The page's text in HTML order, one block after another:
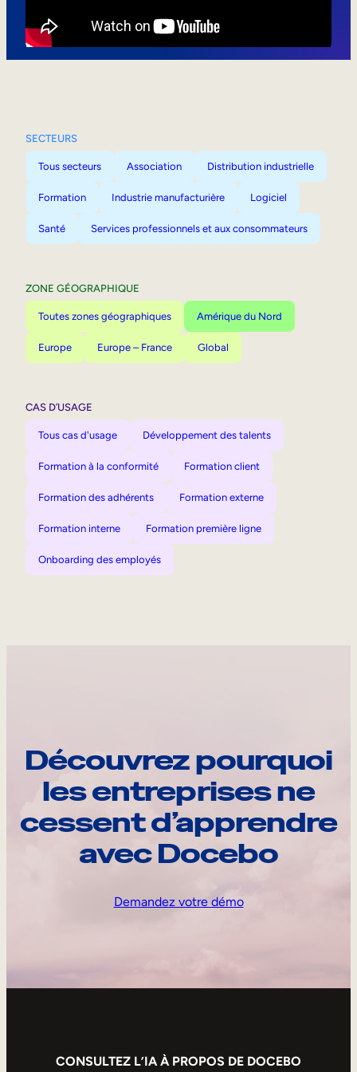
SECTEURS
Tous secteurs Association Distribution industrielle
Formation Industrie manufacturière Logiciel
Santé Services professionnels et aux consommateurs
ZONE GÉOGRAPHIQUE
Toutes zones géographiques Amérique du Nord
Europe Europe – France Global
CAS D’USAGE
Tous cas d'usage Développement des talents
Formation à la conformité Formation client
Formation des adhérents Formation externe
Formation interne Formation première ligne
Onboarding des employés
Découvrez pourquoi
les entreprises ne
cessent d’apprendre
avec Docebo
Demandez votre démo
CONSULTEZ L’IA À PROPOS DE DOCEBO